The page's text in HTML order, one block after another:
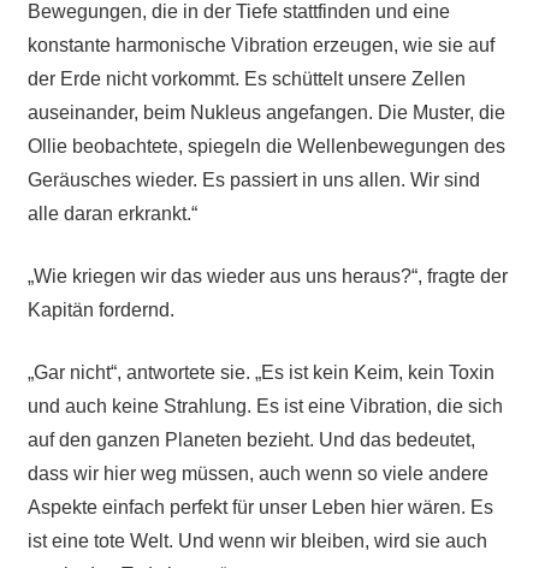
Bewegungen, die in der Tiefe stattfinden und eine
konstante harmonische Vibration erzeugen, wie sie auf
der Erde nicht vorkommt. Es schüttelt unsere Zellen
auseinander, beim Nukleus angefangen. Die Muster, die
Ollie beobachtete, spiegeln die Wellenbewegungen des
Geräusches wieder. Es passiert in uns allen. Wir sind
alle daran erkrankt.“
„Wie kriegen wir das wieder aus uns heraus?“, fragte der
Kapitän fordernd.
„Gar nicht“, antwortete sie. „Es ist kein Keim, kein Toxin
und auch keine Strahlung. Es ist eine Vibration, die sich
auf den ganzen Planeten bezieht. Und das bedeutet,
dass wir hier weg müssen, auch wenn so viele andere
Aspekte einfach perfekt für unser Leben hier wären. Es
ist eine tote Welt. Und wenn wir bleiben, wird sie auch